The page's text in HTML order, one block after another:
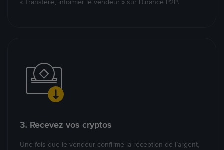
« Transféré, informer le vendeur » sur Binance P2P.
3. Recevez vos cryptos
Une fois que le vendeur confirme la réception de l’argent,